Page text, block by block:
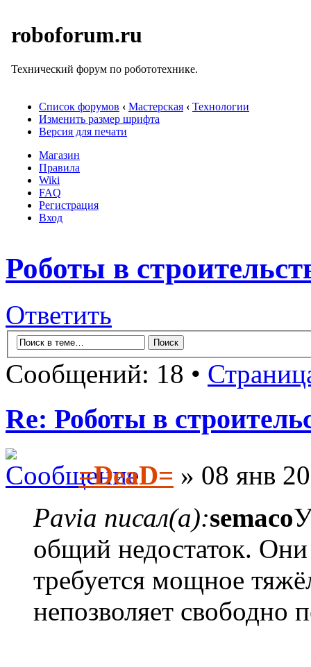
roboforum.ru
Технический форум по робототехнике.
Список форумов ‹ Мастерская ‹ Технологии
Изменить размер шрифта
Версия для печати
Магазин
Правила
Wiki
FAQ
Регистрация
Вход
Роботы в
Ответить
Сообщений: 18 •
Re: Роботы в
=DeaD= » 08 янв
Pavia писал(а):semaco
общий недостаток.
требуется мощное
непозволяет свободно